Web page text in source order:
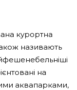
курортна
називають
на
аквапарками,